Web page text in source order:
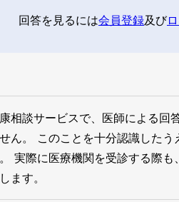
回答を見るには会員登録及び
相談サービスで、医師による回
ん。 このことを十分認識した
実際に医療機関を受診する際
ます。